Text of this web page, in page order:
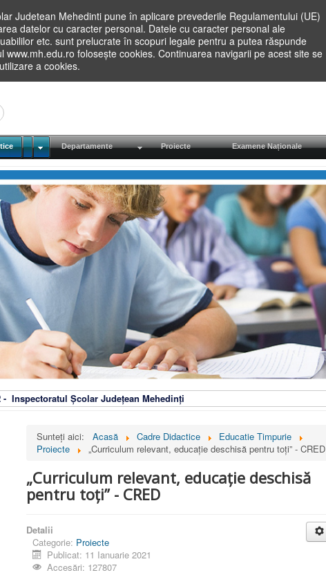
Judetean Mehedinti pune în aplicare prevederile Regulamentului (UE)
datelor cu caracter personal. Datele cu caracter personal ale
etc. sunt prelucrate în scopuri legale pentru a putea răspunde
www.mh.edu.ro folosește cookies. Continuarea navigarii pe acest site se
a cookies.
Departamente Proiecte Examene Naționale
- Inspectoratul Școlar Județean Mehedinți
Sunteți aici: Acasă Cadre Didactice
Educatie Timpurie
Proiecte
„Curriculum relevant, educație deschisă pentru toți” - CRED
„Curriculum relevant, educație deschisă
pentru toți” - CRED
Detalii
Categorie: Proiecte
Publicat: 11 Ianuarie 2021
Accesări: 127807